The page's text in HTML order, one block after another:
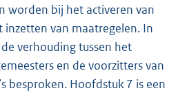
worden bij het activeren van
inzetten van maatregelen. In
verhouding tussen het
en de voorzitters van
besproken. Hoofdstuk 7 is een